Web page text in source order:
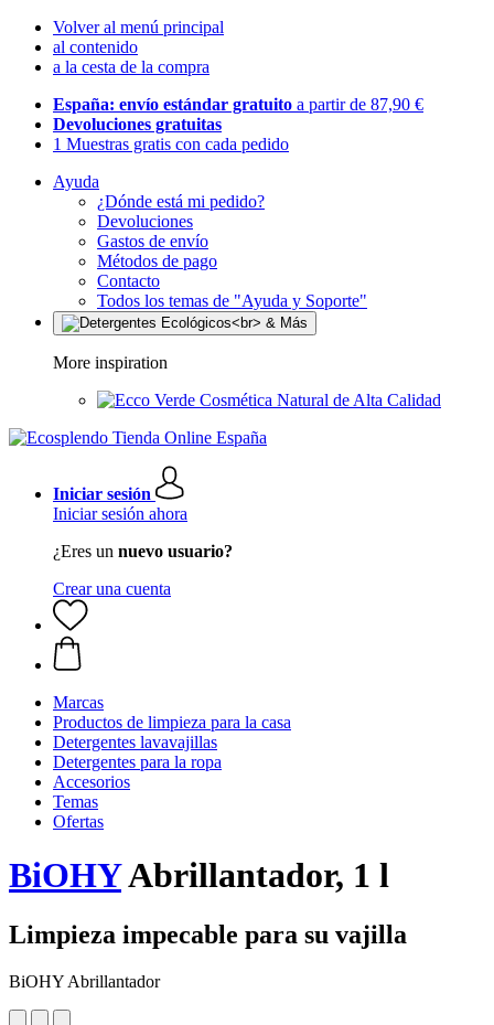
Volver al menú principal
al contenido
a la cesta de la compra
España: envío estándar gratuito a partir de 87,90 €
Devoluciones gratuitas
1 Muestras gratis con cada pedido
Ayuda
¿Dónde está mi pedido?
Devoluciones
Gastos de envío
Métodos de pago
Contacto
Todos los temas de "Ayuda y Soporte"
More inspiration
Cosmética Natural de Alta Calidad
Iniciar sesión
Iniciar sesión ahora
¿Eres un nuevo usuario?
Crear una cuenta
Marcas
Productos de limpieza para la casa
Detergentes lavavajillas
Detergentes para la ropa
Accesorios
Temas
Ofertas
BiOHYAbrillantador, 1 l
Limpieza impecable para su vajilla
BiOHY Abrillantador